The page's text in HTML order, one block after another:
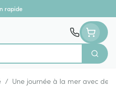
rapide
/ Une journée à la mer avec des